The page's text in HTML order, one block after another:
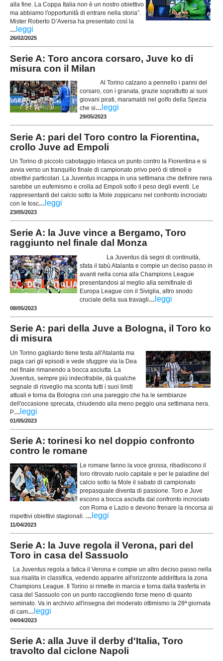
alla fine. La Coppa Italia non è un nostro obiettivo
ma abbiamo l'opportunità̀ di entrare nella storia”.
Mister Roberto D’Aversa ha presentato così la
... leggi
26/02/2025
Serie A: Toro ancora corsaro, Juve ko di
misura con il Milan
Al Torino calzano a pennello i panni del
corsaro, con i granata, grazie soprattutto ai suoi
giovani pirati, maramaldi nel golfo della Spezia
che si... leggi
29/05/2023
Serie A: pari del Toro contro la Fiorentina,
crollo Juve ad Empoli
Un Torino di piccolo cabotaggio intasca un punto contro la Fiorentina e si
avvia verso un tranquillo finale di campionato privo però di stimoli e
obiettivi particolari. La Juventus incappa in una settimana che definire nera
sarebbe un eufemismo e crolla ad Empoli sotto il peso degli eventi. Le
rappresentanti del calcio sotto la Mole zoppicano nel confronto incrociato
con le tosc... leggi
23/05/2023
Serie A: la Juve vince a Bergamo, Toro
raggiunto nel finale dal Monza
La Juventus dà segni di continuità,
sfata il tabù Atalanta e compie un deciso passo in
avanti nella corsa alla Champions League
presentandosi al meglio alla semifinale di
Europa League con il Siviglia, altro snodo
cruciale della sua travagli... leggi
08/05/2023
Serie A: pari della Juve a Bologna, il Toro ko
di misura
Un Torino gagliardo tiene testa all'Atalanta ma
paga cari gli episodi e vede sfuggire via la Dea
nel finale rimanendo a bocca asciutta. La
Juventus, sempre più indecifrabile, dà qualche
segnale di risveglio ma sconta tutti i suoi limiti
attuali e torna da Bologna con una pareggio che ha le sembianze
dell'occasione sprecata, chiudendo alla meno peggio una settimana nera.
P... leggi
01/05/2023
Serie A: torinesi ko nel doppio confronto
contro le romane
Le romane fanno la voce grossa, ribadiscono il
loro ritrovato ruolo capitale e per le paladine del
calcio sotto la Mole il sabato di campionato
prepasquale diventa di passione. Toro e Juve
escono a bocca asciutta dal confronto incrociato
con Roma e Lazio e devono frenare la rincorsa ai
rispettivi obiettivi stagionali. ... leggi
11/04/2023
Serie A: la Juve regola il Verona, pari del
Toro in casa del Sassuolo
La Juventus regola a fatica il Verona e compie un altro deciso passo nella
sua risalita in classifica, vedendo apparire all'orizzonte addirittura la zona
Champions League. Il Torino si rimette in marcia e torna dalla trasferta in
casa del Sassuolo con un punto raccogliendo forse meno di quanto
seminato. Va in archivio all'insegna del moderato ottimismo la 28ª giornata
di cam... leggi
04/04/2023
Serie A: alla Juve il derby d'Italia, Toro
travolto dal ciclone Napoli